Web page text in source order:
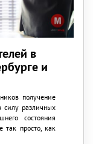
в
и
получение
силу различных
состояния
так просто, как